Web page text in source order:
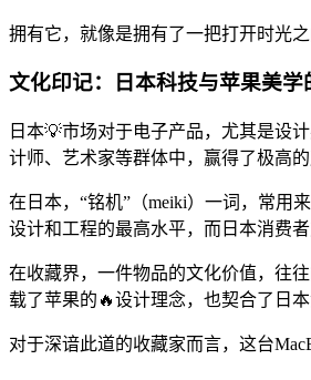
拥有它，就像是拥有了一把打开时光
文化印记：日本科技与苹果美学
日本💡市场对于电子产品，尤其是设
计师、艺术家等群体中，赢得了极高
在日本，“铭机”（meiki）一词，常用
设计和工程的最高水平，而日本消费
在收藏界，一件物品的文化价值，往
载了苹果的🔥设计理念，也契合了日
对于深谙此道的收藏家而言，这台